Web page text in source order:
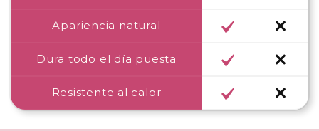
Apariencia natural
Dura todo el día puesta
Resistente al calor